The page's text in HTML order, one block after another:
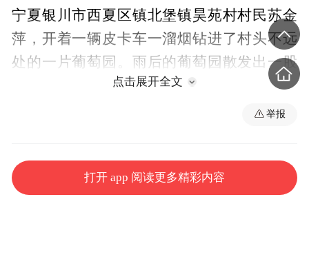
宁夏银川市西夏区镇北堡镇昊苑村村民苏金
萍，开着一辆皮卡车一溜烟钻进了村头不远
处的一片葡萄园。雨后的葡萄园散发出一股
清香，郁郁葱葱的叶片下，一串串葡萄悬挂
呢！”苏金萍动作麻利地将大雨扰乱的藤蔓扶
回架上。过去这里是片砂石滩，这些葡萄
点击展开全文
举报
打开 app 阅读更多精彩内容